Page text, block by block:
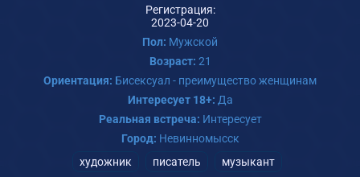
Регистрация:
2023-04-20
Пол: Мужской
Возраст: 21
Ориентация: Бисексуал - преимущество женщинам
Интересует 18+: Да
Реальная встреча: Интересует
Город: Невинномысск
художник
писатель музыкант